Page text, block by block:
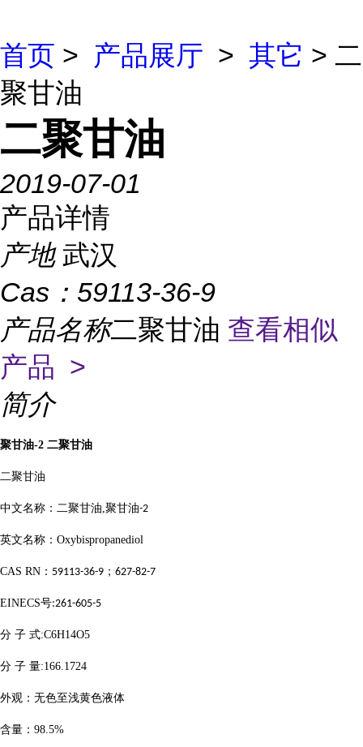
首页 > 产品展厅 > 其它 > 二
聚甘油
二聚甘油
2019-07-01
产品详情
产地 武汉
Cas： 59113-36-9
产品名称二聚甘油 查看相似
产品 >
简介
聚甘油-2 二聚甘油
二聚甘油
中文名称：二聚甘油,聚甘油-2
英文名称： Oxybispropanediol
CAS RN ： 59113-36-9 ； 627-82-7
EINECS号:261-605-5
分 子 式:C6H14O5
分 子 量:166.1724
外观：无色至浅黄色液体
含量： 98.5%